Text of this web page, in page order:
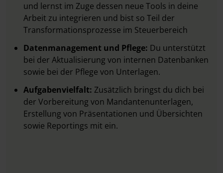
und lernst im Zuge dessen neue Tools in deine
Arbeit zu integrieren und bist so Teil der
Transformationsprozesse im Steuerbereich
Datenmanagement und Pflege: Du unterstützt
bei der Aktualisierung von internen Datenbanken
sowie bei der Pflege von Unterlagen.
Aufgabenvielfalt: Zusätzlich bringst du dich bei
der Vorbereitung von Mandantenunterlagen,
Erstellung von Präsentationen und Übersichten
sowie Reportings mit ein.